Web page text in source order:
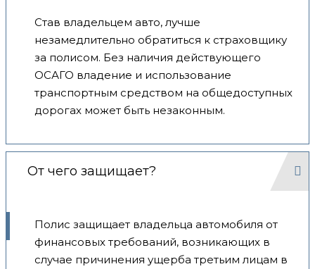
Став владельцем авто, лучше
незамедлительно обратиться к страховщику
за полисом. Без наличия действующего
ОСАГО владение и использование
транспортным средством на общедоступных
дорогах может быть незаконным.
От чего защищает?
Полис защищает владельца автомобиля от
финансовых требований, возникающих в
случае причинения ущерба третьим лицам в